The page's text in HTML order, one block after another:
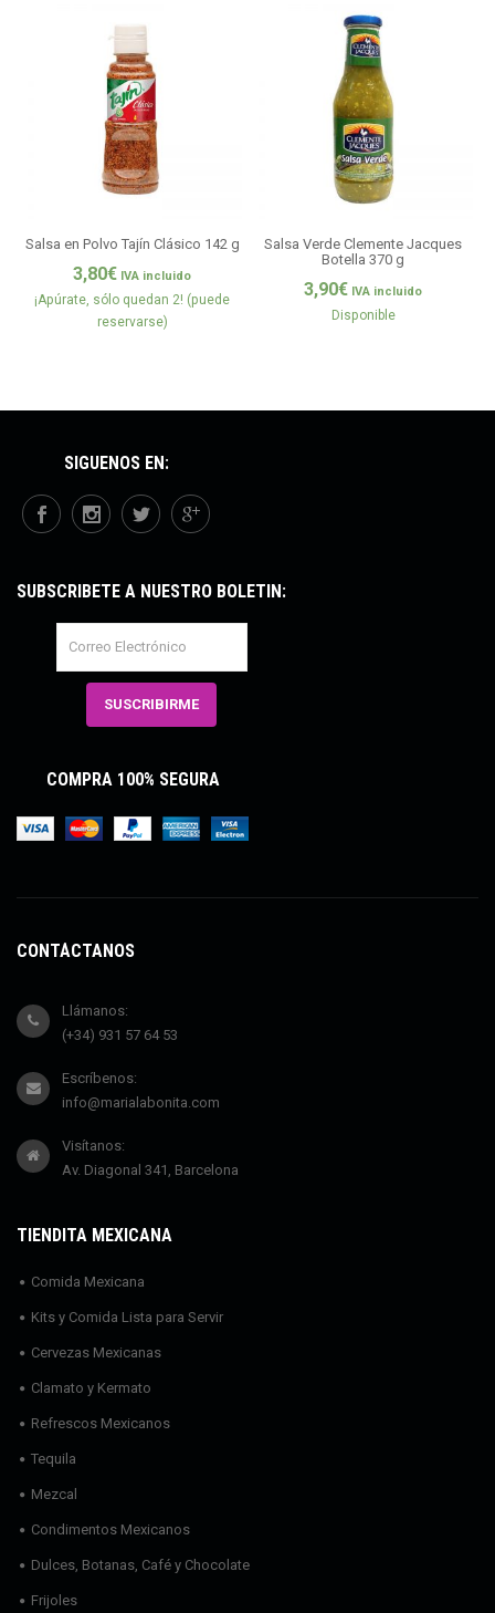
Salsa en Polvo Tajín Clásico 142 g
3,80€ IVA incluido
¡Apúrate, sólo quedan 2! (puede
reservarse)
Salsa Verde Clemente Jacques
Botella 370 g
3,90€ IVA incluido
Disponible
SÍGUENOS EN:
SUBSCRÍBETE A NUESTRO BOLETÍN:
COMPRA 100% SEGURA
CONTÁCTANOS
Llámanos:
(+34) 931 57 64 53
Escríbenos:
info@marialabonita.com
Visítanos:
Av. Diagonal 341, Barcelona
TIENDITA MEXICANA
Comida Mexicana
Kits y Comida Lista para Servir
Cervezas Mexicanas
Clamato y Kermato
Refrescos Mexicanos
Tequila
Mezcal
Condimentos Mexicanos
Dulces, Botanas, Café y Chocolate
Frijoles